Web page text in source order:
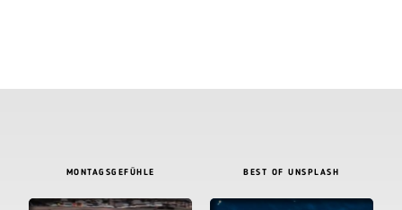
MONTAGSGEFÜHLE BEST OF UNSPLASH